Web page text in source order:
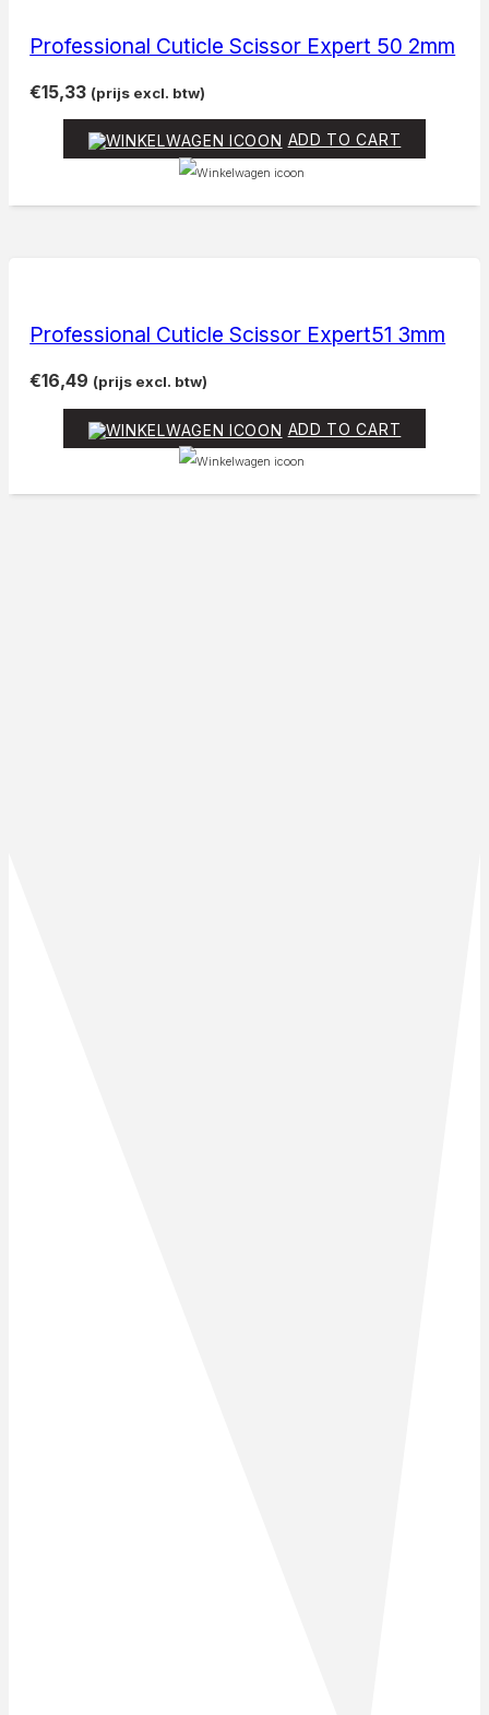
Professional Cuticle Scissor Expert 50 2mm
€15,33 (prijs excl. btw)
ADD TO CART
Professional Cuticle Scissor Expert51 3mm
€16,49 (prijs excl. btw)
ADD TO CART